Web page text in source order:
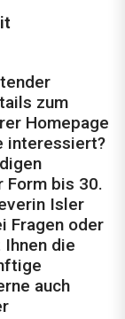
zum
Homepage
interessiert?
Form bis 30.
Isler
Fragen oder
die
auch